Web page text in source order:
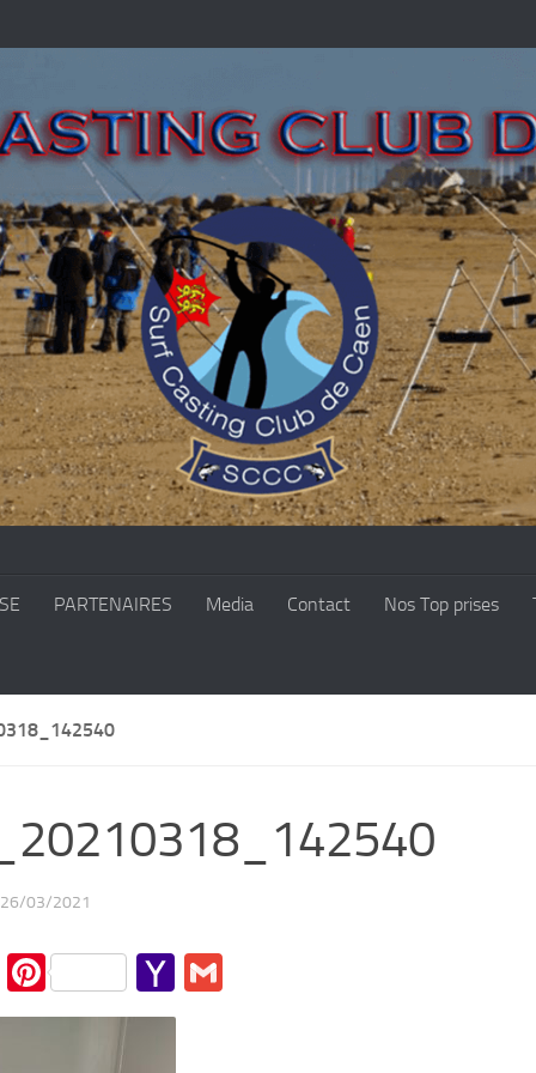
PARTENAIRES Media Contact Nos Top prises
26/03/2021
PinterestYahoo
Mail